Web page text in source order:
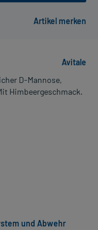
Avitale
D-Mannose,
Himbeergeschmack.
und Abwehr